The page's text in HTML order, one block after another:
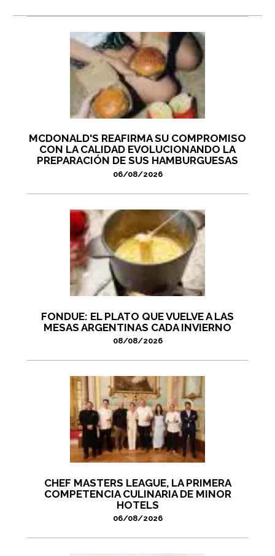
MCDONALD'S REAFIRMA SU COMPROMISO
CON LA CALIDAD EVOLUCIONANDO LA
PREPARACIÓN DE SUS HAMBURGUESAS
06/08/2026
FONDUE: EL PLATO QUE VUELVE A LAS
MESAS ARGENTINAS CADA INVIERNO
08/08/2026
CHEF MASTERS LEAGUE, LA PRIMERA
COMPETENCIA CULINARIA DE MINOR
HOTELS
06/08/2026